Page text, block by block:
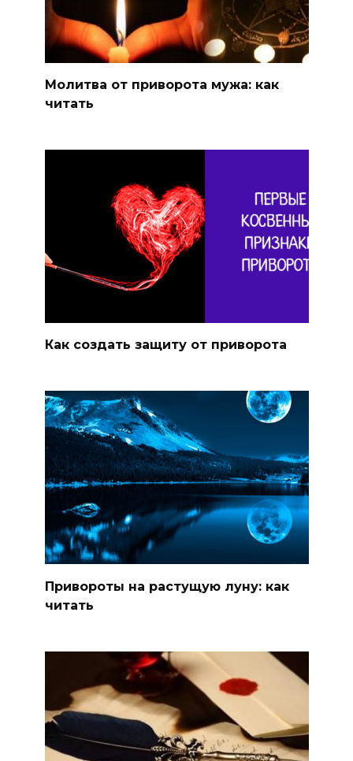
Молитва от приворота мужа: как
читать
Как создать защиту от приворота
Привороты на растущую луну: как
читать